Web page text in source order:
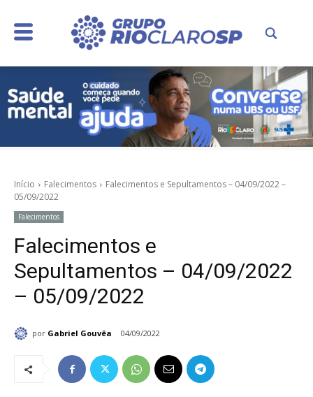
Início Falecimentos
Falecimentos e Sepultamentos – 04/09/2022 –
05/09/2022
Falecimentos
Falecimentos e
Sepultamentos – 04/09/2022
– 05/09/2022
por Gabriel Gouvêa 04/09/2022